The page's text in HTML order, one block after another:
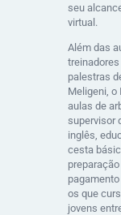
seu
virtual.
Além das
palestras
Meligeni, o
aulas de
supervisor
inglês,
cesta
os que
jovens